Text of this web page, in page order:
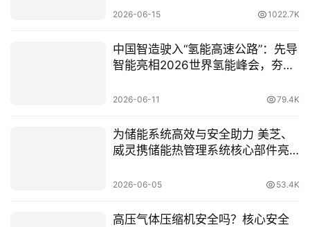
2026-06-15 1022.7K
中国智造驶入“氢能高速公路”：先导
智能亮相2026世界氢能峰会，夯实
2026-06-11 79.4K
为储能系统高效与安全助力 美芝、
威灵携储能热管理系统核心部件亮
2026-06-05 53.4K
高压气体压缩机安全吗？核心安全